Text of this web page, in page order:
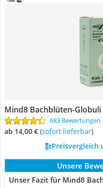
Mind8 Bachblüten-
683 Bewertungen
ab 14,00 € ( Sofort lieferbar)
Preisvergleich
Unsere
Unser Fazit für Mind8